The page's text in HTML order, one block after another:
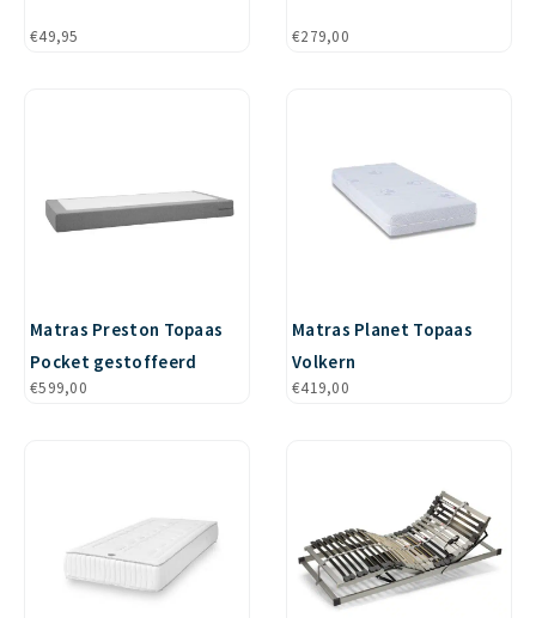
€49,95 €279,00
Matras Preston Topaas
Pocket gestoffeerd
€599,00
Matras Planet Topaas
Volkern
€419,00